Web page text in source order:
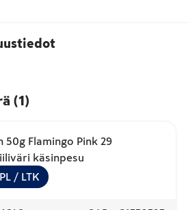
(1)
50g Flamingo Pink 29
käsinpesu
/ LTK